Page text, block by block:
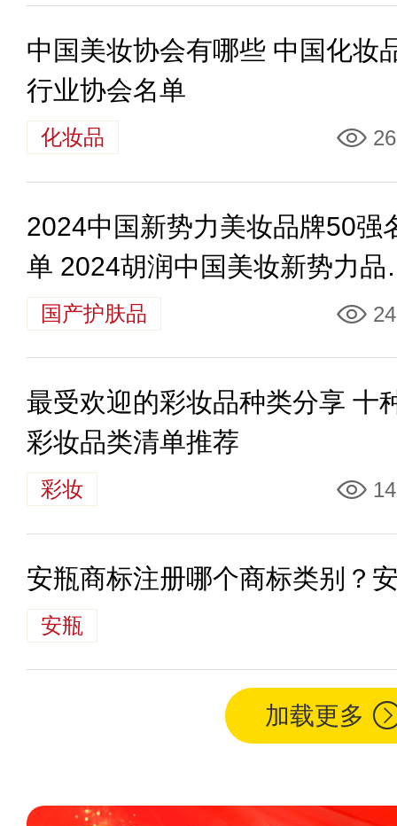
中国美妆协会有哪些 中国化妆
行业协会名单
化妆品
2024中国新势力美妆品牌50强
单 2024胡润中国美妆新势力品
TOP50
国产护肤品
最受欢迎的彩妆品种类分享 十
彩妆品类清单推荐
彩妆
安瓶商标注册哪个商标类别？
安瓶
加载更多